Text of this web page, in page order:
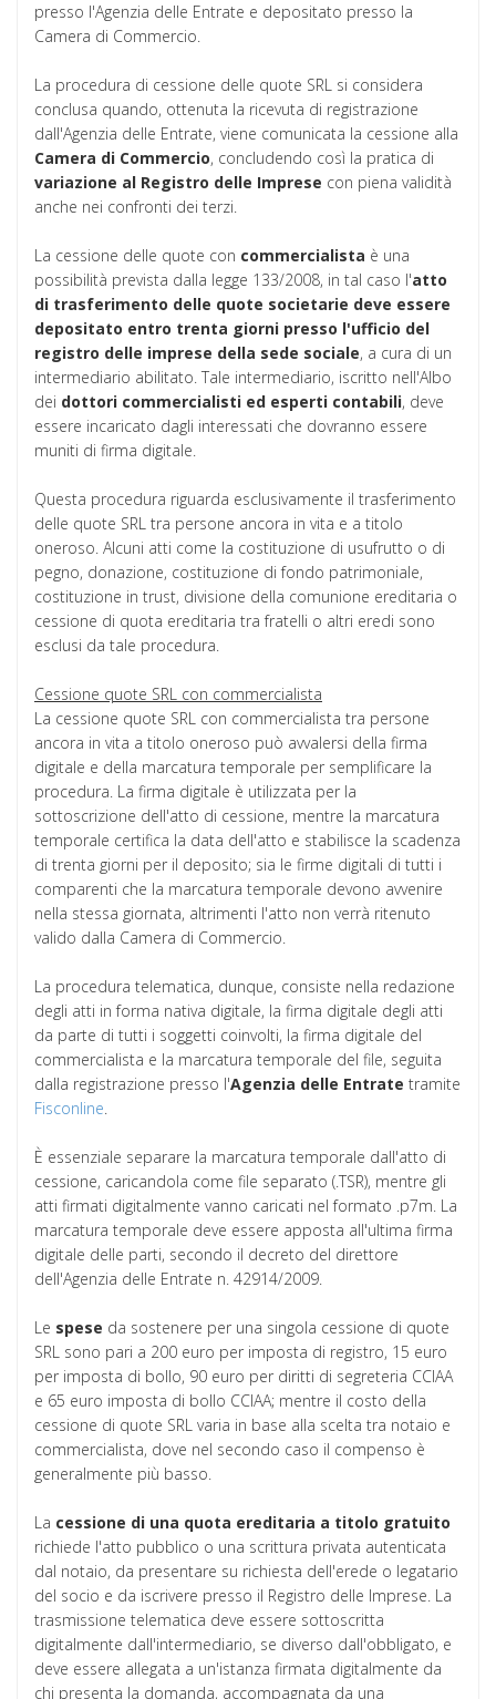
presso l'Agenzia delle Entrate e depositato presso la
Camera di Commercio.
La procedura di cessione delle quote SRL si considera
conclusa quando, ottenuta la ricevuta di registrazione
dall'Agenzia delle Entrate, viene comunicata la cessione alla
Camera di Commercio, concludendo così la pratica di
variazione al Registro delle Imprese con piena validità
anche nei confronti dei terzi.
La cessione delle quote con commercialista è una
possibilità prevista dalla legge 133/2008, in tal caso l'atto
di trasferimento delle quote societarie deve essere
depositato entro trenta giorni presso l'ufficio del
registro delle imprese della sede sociale, a cura di un
intermediario abilitato. Tale intermediario, iscritto nell'Albo
dei dottori commercialisti ed esperti contabili, deve
essere incaricato dagli interessati che dovranno essere
muniti di firma digitale.
Questa procedura riguarda esclusivamente il trasferimento
delle quote SRL tra persone ancora in vita e a titolo
oneroso. Alcuni atti come la costituzione di usufrutto o di
pegno, donazione, costituzione di fondo patrimoniale,
costituzione in trust, divisione della comunione ereditaria o
cessione di quota ereditaria tra fratelli o altri eredi sono
esclusi da tale procedura.
Cessione quote SRL con commercialista
La cessione quote SRL con commercialista tra persone
ancora in vita a titolo oneroso può avvalersi della firma
digitale e della marcatura temporale per semplificare la
procedura. La firma digitale è utilizzata per la
sottoscrizione dell'atto di cessione, mentre la marcatura
temporale certifica la data dell'atto e stabilisce la scadenza
di trenta giorni per il deposito; sia le firme digitali di tutti i
comparenti che la marcatura temporale devono avvenire
nella stessa giornata, altrimenti l'atto non verrà ritenuto
valido dalla Camera di Commercio.
La procedura telematica, dunque, consiste nella redazione
degli atti in forma nativa digitale, la firma digitale degli atti
da parte di tutti i soggetti coinvolti, la firma digitale del
commercialista e la marcatura temporale del file, seguita
dalla registrazione presso l'Agenzia delle Entrate tramite
Fisconline.
È essenziale separare la marcatura temporale dall'atto di
cessione, caricandola come file separato (.TSR), mentre gli
atti firmati digitalmente vanno caricati nel formato .p7m. La
marcatura temporale deve essere apposta all'ultima firma
digitale delle parti, secondo il decreto del direttore
dell'Agenzia delle Entrate n. 42914/2009.
Le spese da sostenere per una singola cessione di quote
SRL sono pari a 200 euro per imposta di registro, 15 euro
per imposta di bollo, 90 euro per diritti di segreteria CCIAA
e 65 euro imposta di bollo CCIAA; mentre il costo della
cessione di quote SRL varia in base alla scelta tra notaio e
commercialista, dove nel secondo caso il compenso è
generalmente più basso.
La cessione di una quota ereditaria a titolo gratuito
richiede l'atto pubblico o una scrittura privata autenticata
dal notaio, da presentare su richiesta dell'erede o legatario
del socio e da iscrivere presso il Registro delle Imprese. La
trasmissione telematica deve essere sottoscritta
digitalmente dall'intermediario, se diverso dall'obbligato, e
deve essere allegata a un'istanza firmata digitalmente da
chi presenta la domanda, accompagnata da una